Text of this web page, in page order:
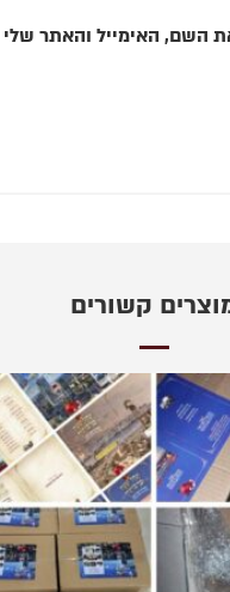
השם, האימייל והאתר
קשורים